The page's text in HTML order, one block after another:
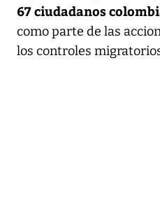
67 ciudadanos
como parte de las
los controles